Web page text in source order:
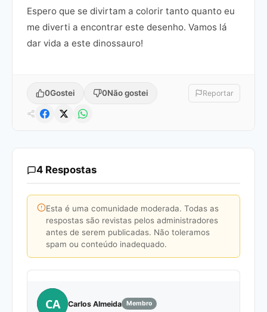
Espero que se divirtam a colorir tanto quanto eu
me diverti a encontrar este desenho. Vamos lá
dar vida a este dinossauro!
0Gostei 0Não gostei Reportar
4 Respostas
Esta é uma comunidade moderada. Todas as
respostas são revistas pelos administradores
antes de serem publicadas. Não toleramos
spam ou conteúdo inadequado.
CA Carlos Almeida Membro